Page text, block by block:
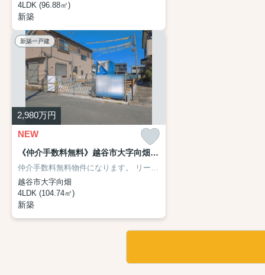
4LDK (96.88㎡)
新築
新築一戸建
2,980万円
NEW
《仲介手数料無料》越谷市大字向畑756-2新築一戸建てリーブルガーデン 全1戸
仲介手数料無料物件になります。
リーブルガーデン（Livele Garden.S）シリーズです。
越谷市大字向畑
4LDK (104.74㎡)
新築